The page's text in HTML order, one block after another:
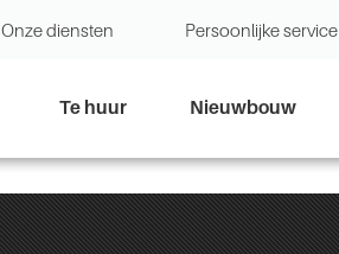
Onze diensten Persoonlijke service
Te huur Nieuwbouw